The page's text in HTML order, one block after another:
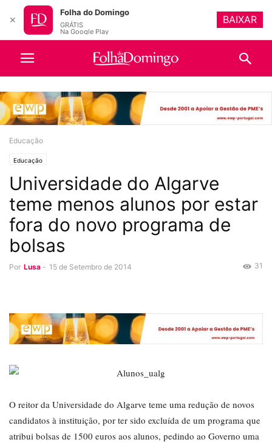
Educação
Educação
Universidade do Algarve
teme menos alunos por estar
fora do novo programa de
bolsas
Por Lusa - 15 de Setembro de 2014 31
O reitor da Universidade do Algarve teme uma redução de novos
candidatos à instituição, por ter sido excluída de um programa que
atribui bolsas de 1500 euros aos alunos, pedindo ao Governo uma
✕
Folha do Domingo
GRÁTIS
Na Google Play
BAIXAR